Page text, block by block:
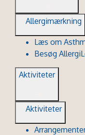
Allergimærkning
Læs om
Besøg
Aktiviteter
Aktiviteter